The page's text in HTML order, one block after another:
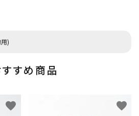
)
すめ商品
favorite favorite